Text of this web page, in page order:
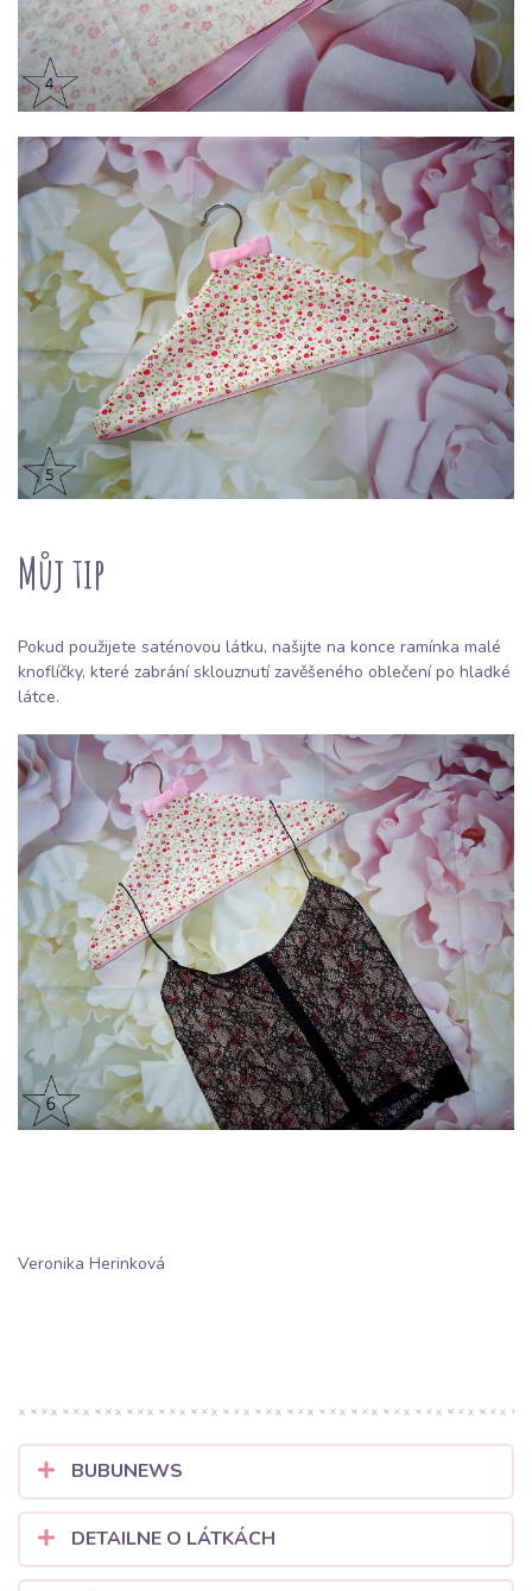
Můj tip
Pokud použijete saténovou látku, našijte na konce ramínka malé
knoflíčky, které zabrání sklouznutí zavěšeného oblečení po hladké
látce.
Veronika Herinková
BUBUNEWS
DETAILNE O LÁTKÁCH